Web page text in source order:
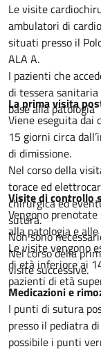
Le visite
ambulatori di
situati presso il
ALA A.
I pazienti che
di tessera
base alla patologia
La prima visita
Viene eseguita dai
15 giorni circa
di dimissione.
Nel corso della
torace ed
chirurgica ed
sutura.
Non sono
Nel corso della
visite successive.
Visite di controllo
Vengono
alla patologia e
Le visite vengono
di età inferiore ai
pazienti di età
Medicazioni e
I punti di sutura
presso il pediatra
possibile i punti